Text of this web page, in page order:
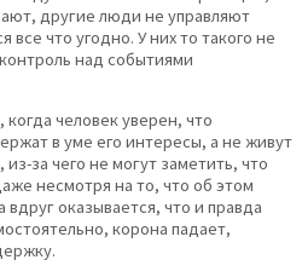
другие люди не управляют
что угодно. У них то такого не
над событиями
человек уверен, что
в уме его интересы, а не живут
за чего не могут заметить, что
несмотря на то, что об этом
вдруг оказывается, что и правда
корона падает,